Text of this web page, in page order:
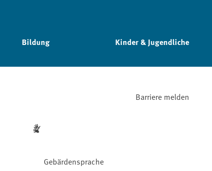
Bildung Kinder & Jugendliche
Gebärdensprache
Barriere melden